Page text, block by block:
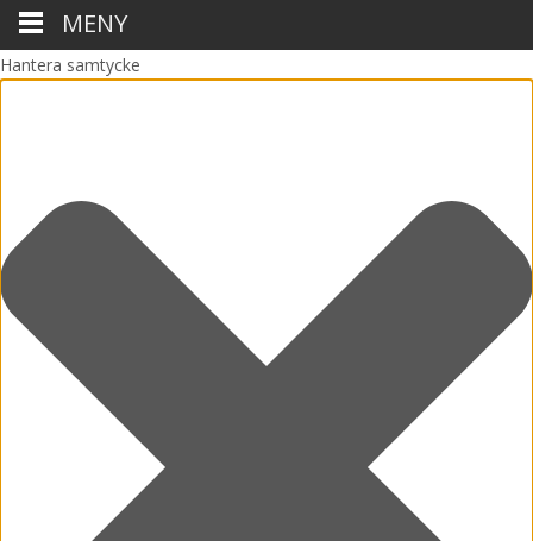
Hantera samtycke
MENY